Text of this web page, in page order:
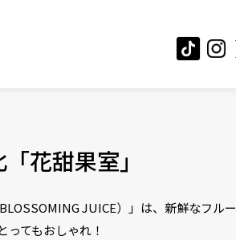
花甜果室」
JUICE）」は、新鮮なフルー
てもおしゃれ！